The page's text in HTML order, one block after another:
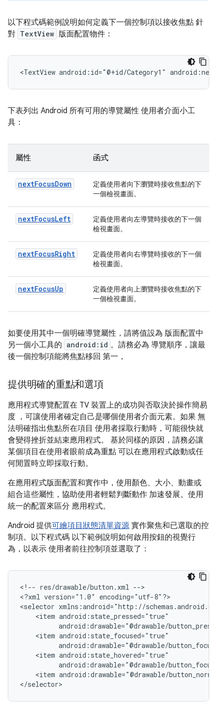
以下程式碼範例說明如何定義下一個控制項以接收焦點 針
對 TextView 版面配置物件：
<TextView android:id="@+id/Category1"
下表列出 Android 所有可用的導覽屬性 使用者介面小工
具：
屬性 函式
nextFocusDown
定義使用者向下瀏覽時接收焦點的下
一個檢視畫面。
nextFocusLeft
定義使用者向左導覽時接收的下一個
檢視畫面。
nextFocusRight
定義使用者向右導覽時接收的下一個
檢視畫面。
nextFocusUp
定義使用者向上瀏覽時接收焦點的下
一個檢視畫面。
如要使用其中一個明確導覽屬性，請將值設為 版面配置中
另一個小工具的 android:id 。請務必為 導覽順序，讓最
後一個控制項能將焦點移回 第一，
提供明確的重點和選項
應用程式導覽配置在 TV 裝置上的成功與否取決於操作簡易
度 ，可讓使用者確定自己是哪個使用者介面元素。如果 無
法明確指出焦點所在項目 使用者採取行動時，可能很快就
會變得挫折並結束應用程式。 基於同樣的原因，請務必讓
某個項目在使用者眼前成為重點 可以在應用程式啟動或任
何閒置時立即採取行動。
在應用程式版面配置和實作中，使用顏色、大小、動畫或
組合這些屬性，協助使用者輕鬆判斷動作 加速發展。使用
統一的配置來區分 應用程式。
Android 提供可繪項目狀態清單資源 實作聚焦和已選取的控
制項。以下程式碼 以下範例說明如何啟用按鈕的視覺行
為，以表示 使用者前往控制項並選取了：
<!-- res/drawable/button.xml -->
<?xml version="1.0"
encoding="utf-8"?>
<selector
<item
android:drawable="@drawable/
<item
android:drawable="@drawable/
<item
android:drawable="@drawable/
<item android:drawable="@drawable/